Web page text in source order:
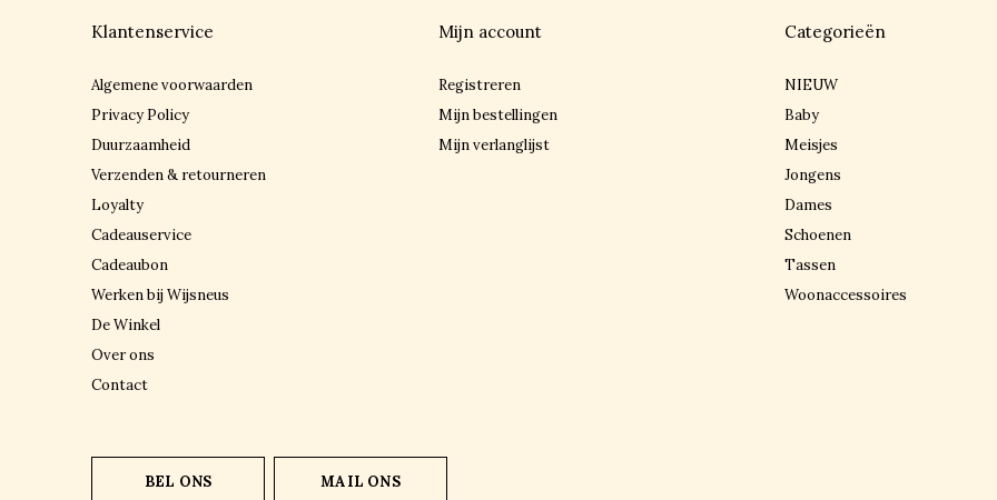
Klantenservice
Algemene voorwaarden
Privacy Policy
Duurzaamheid
Verzenden & retourneren
Loyalty
Cadeauservice
Cadeaubon
Werken bij Wijsneus
De Winkel
Over ons
Contact
Mijn account
Registreren
Mijn bestellingen
Mijn verlanglijst
Categorieën
NIEUW
Baby
Meisjes
Jongens
Dames
Schoenen
Tassen
Woonaccessoires
BEL ONS MAIL ONS